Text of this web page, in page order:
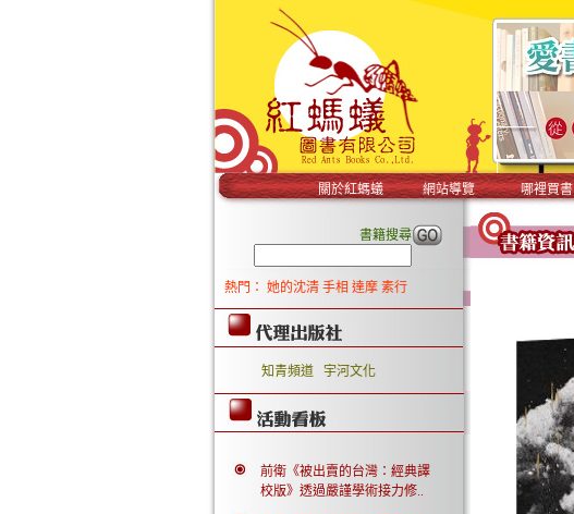
關於紅螞蟻 網站導覽 哪裡買書
書籍搜尋
熱門： 她的沈清 手相 達摩 素行
知青頻道 宇河文化
前衛《被出賣的台灣：經典譯
校版》透過嚴謹學術接力修..